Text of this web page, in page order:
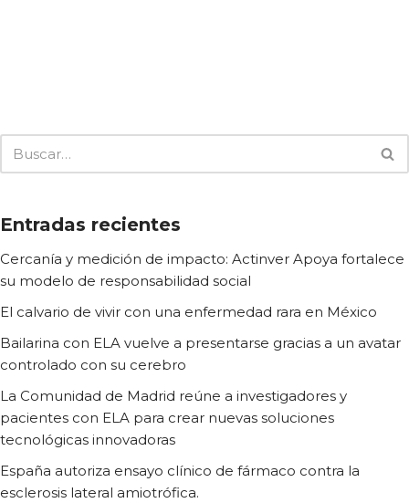
Entradas recientes
Cercanía y medición de impacto: Actinver Apoya fortalece
su modelo de responsabilidad social
El calvario de vivir con una enfermedad rara en México
Bailarina con ELA vuelve a presentarse gracias a un avatar
controlado con su cerebro
La Comunidad de Madrid reúne a investigadores y
pacientes con ELA para crear nuevas soluciones
tecnológicas innovadoras
España autoriza ensayo clínico de fármaco contra la
esclerosis lateral amiotrófica.